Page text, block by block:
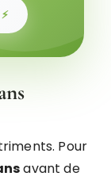
⚡
Pour
avant de